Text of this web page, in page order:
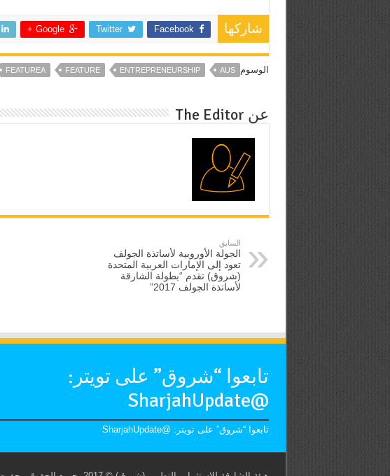
شاركها Facebook
Twitter
Google +
الوسوم AUS
ENTREPRENEURSHIP
FEATURE
FEATUREA
عن The Editor
السابق
الجولة الأوروبية لأساتذة الجولف
تعود إلى الإمارات العربية المتحدة
(شروق) تقدم “بطولة الشارقة
لأساتذة الجولف 2017”
تابعوا “شروق” على تويتر:
@SharjahUpdate
تابعوا “شروق” على تويتر: @SharjahUpdate